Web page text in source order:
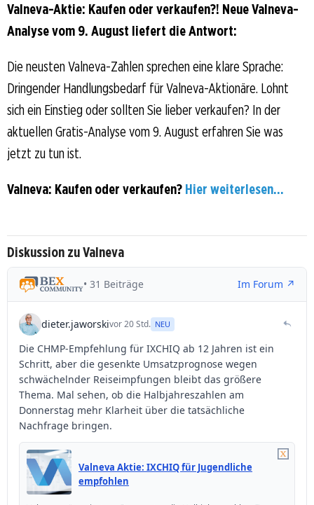
Valneva-Aktie: Kaufen oder verkaufen?! Neue Valneva-
Analyse vom 9. August liefert die Antwort:
Die neusten Valneva-Zahlen sprechen eine klare Sprache:
Dringender Handlungsbedarf für Valneva-Aktionäre. Lohnt
sich ein Einstieg oder sollten Sie lieber verkaufen? In der
aktuellen Gratis-Analyse vom 9. August erfahren Sie was
jetzt zu tun ist.
Valneva: Kaufen oder verkaufen? Hier weiterlesen...
Diskussion zu Valneva